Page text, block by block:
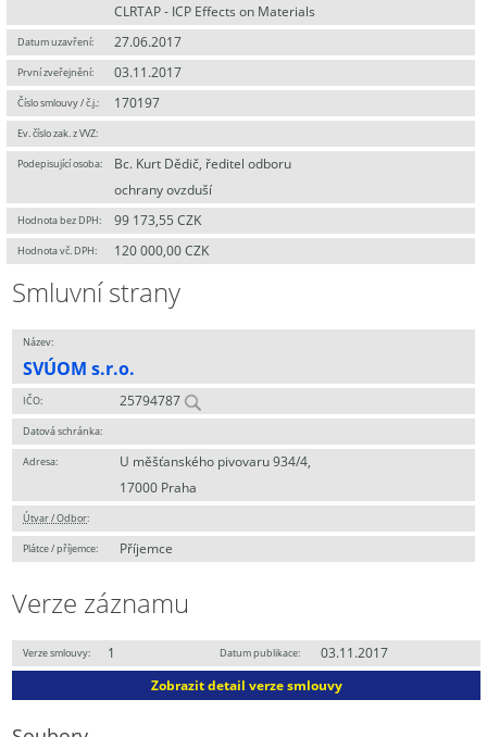
CLRTAP - ICP Effects on Materials
Datum uzavření: 27.06.2017
První zveřejnění: 03.11.2017
Číslo smlouvy / č.j.: 170197
Ev. číslo zak. z VVZ:
Podepisující osoba:
Bc. Kurt Dědič, ředitel odboru
ochrany ovzduší
Hodnota bez DPH: 99 173,55 CZK
Hodnota vč. DPH: 120 000,00 CZK
Smluvní strany
Název:
SVÚOM s.r.o.
IČO: 25794787
Datová schránka:
Adresa:
U měšťanského pivovaru 934/4,
17000 Praha
Útvar / Odbor:
Plátce / příjemce: Příjemce
Verze záznamu
Verze smlouvy: 1 Datum publikace:
03.11.2017
Zobrazit detail verze smlouvy